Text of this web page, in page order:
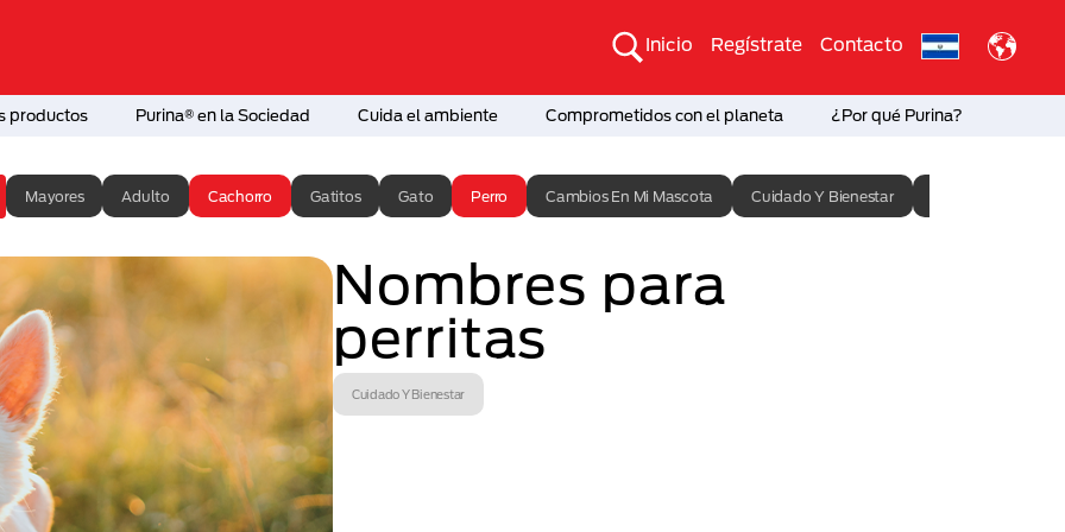
Inicio Regístrate Contacto
productos Purina® en la Sociedad Cuida el ambiente Comprometidos con el planeta ¿Por qué Purina?
Mayores Adulto Cachorro Gatitos Gato Perro Cambios En Mi Mascota Cuidado Y Bienestar
Nombres para
perritas
Cuidado Y Bienestar